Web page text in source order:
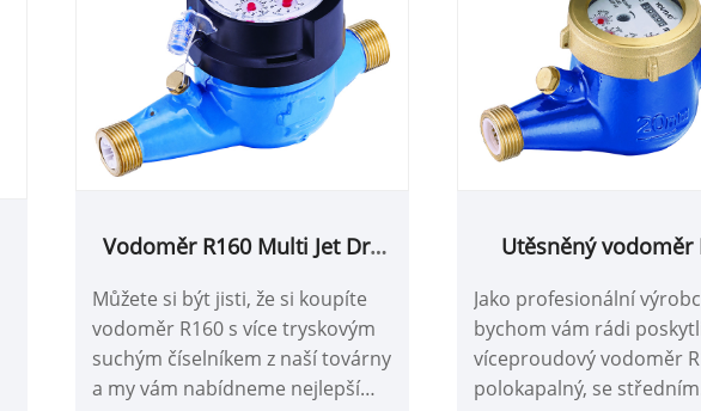
Vodoměr R160 Multi Jet Dry
Můžete si být jisti, že si koupíte
vodoměr R160 s více tryskovým
suchým číselníkem z naší továrny
a my vám nabídneme nejlepší
Utěsněný vodoměr
schválením
Jako profesionální
bychom vám rádi
víceproudový vodoměr
polokapalný, se středním